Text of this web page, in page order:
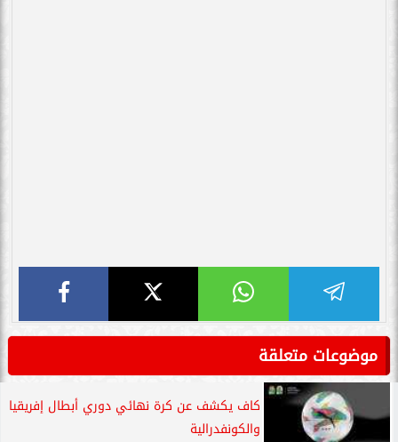
موضوعات متعلقة
كاف يكشف عن كرة نهائي دوري أبطال إفريقيا
والكونفدرالية